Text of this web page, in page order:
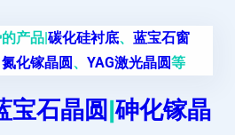
产品|碳化硅衬底、 蓝宝石窗
氮化镓晶圆、 YAG激光晶圆等
宝石晶圆|砷化镓晶